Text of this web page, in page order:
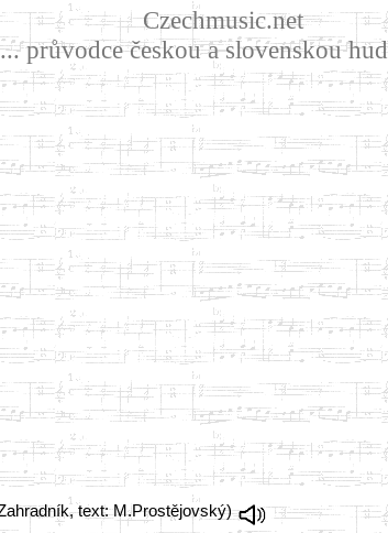
Czechmusic.net
... průvodce českou a slovenskou
text: M.Prostějovský)